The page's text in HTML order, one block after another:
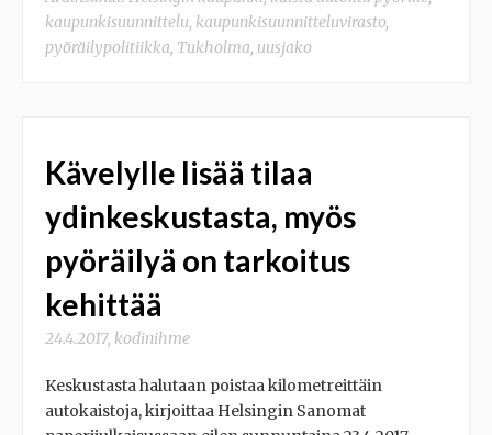
kaupunkisuunnittelu, kaupunkisuunnitteluvirasto,
pyöräilypolitiikka, Tukholma, uusjako
Kävelylle lisää tilaa
ydinkeskustasta, myös
pyöräilyä on tarkoitus
kehittää
24.4.2017, kodinihme
Keskustasta halutaan poistaa kilometreittäin
autokaistoja, kirjoittaa Helsingin Sanomat